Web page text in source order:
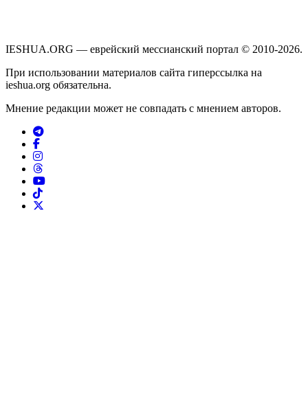
IESHUA.ORG — еврейский мессианский портал © 2010-2026.
При использовании материалов сайта гиперссылка на
ieshua.org обязательна.
Мнение редакции может не совпадать с мнением авторов.